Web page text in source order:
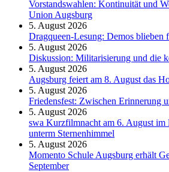
Vorstandswahlen: Kontinuität und
Union Augsburg
5. August 2026
Dragqueen-Lesung: Demos blieben
5. August 2026
Diskussion: Mi­li­ta­ri­sie­rung und die
5. August 2026
Augsburg feiert am 8. August das
5. August 2026
Friedensfest: Zwischen Erinnerung
5. August 2026
swa Kurz­film­nacht am 6. August
unterm Sternen­himmel
5. August 2026
Momento Schule Augsburg erhält
September